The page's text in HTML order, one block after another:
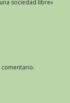
sociedad libre»